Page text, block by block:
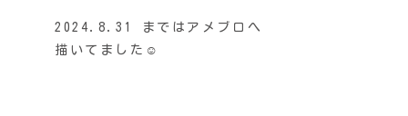
2024.8.31 まではアメブロへ
描いてました☺️